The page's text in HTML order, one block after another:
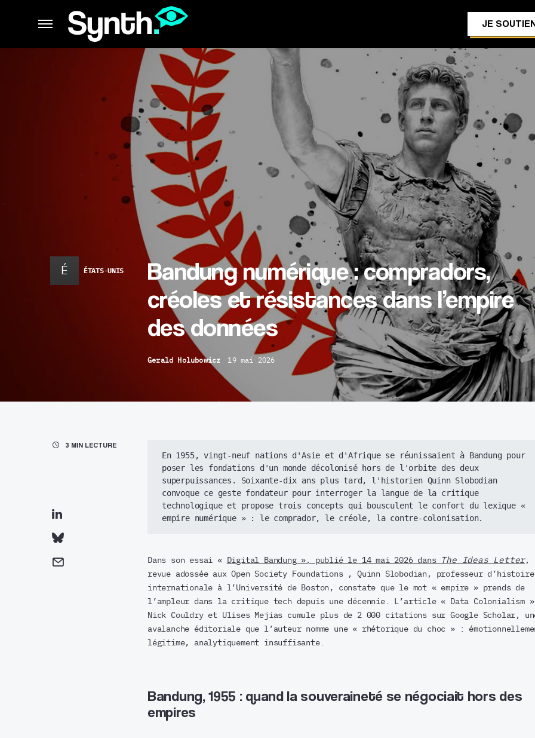
JE
É ÉTATS-UNIS
Bandung numérique : compradors,
créoles et résistances dans l’empire
des données
Gerald Holubowicz 19 mai 2026
3 MIN LECTURE
En 1955, vingt-neuf nations d'Asie et d'Afrique se réunissaient à Bandung pour
poser les fondations d'un monde décolonisé hors de l'orbite des deux
superpuissances. Soixante-dix ans plus tard, l'historien Quinn Slobodian
convoque ce geste fondateur pour interroger la langue de la critique
technologique et propose trois concepts qui bousculent le confort du lexique «
empire numérique » : le comprador, le créole, la contre-colonisation.
Dans son essai « Digital Bandung », publié le 14 mai 2026 dans The Ideas Letter,
revue adossée aux Open Society Foundations , Quinn Slobodian, professeur d’histoire
internationale à l’Université de Boston, constate que le mot « empire » prends de
l’ampleur dans la critique tech depuis une décennie. L’article « Data Colonialism
Nick Couldry et Ulises Mejias cumule plus de 2 000 citations sur Google Scholar,
avalanche éditoriale que l’auteur nomme une « rhétorique du choc » :
légitime, analytiquement insuffisante.
Bandung, 1955 : quand la souveraineté se négociait hors des
empires